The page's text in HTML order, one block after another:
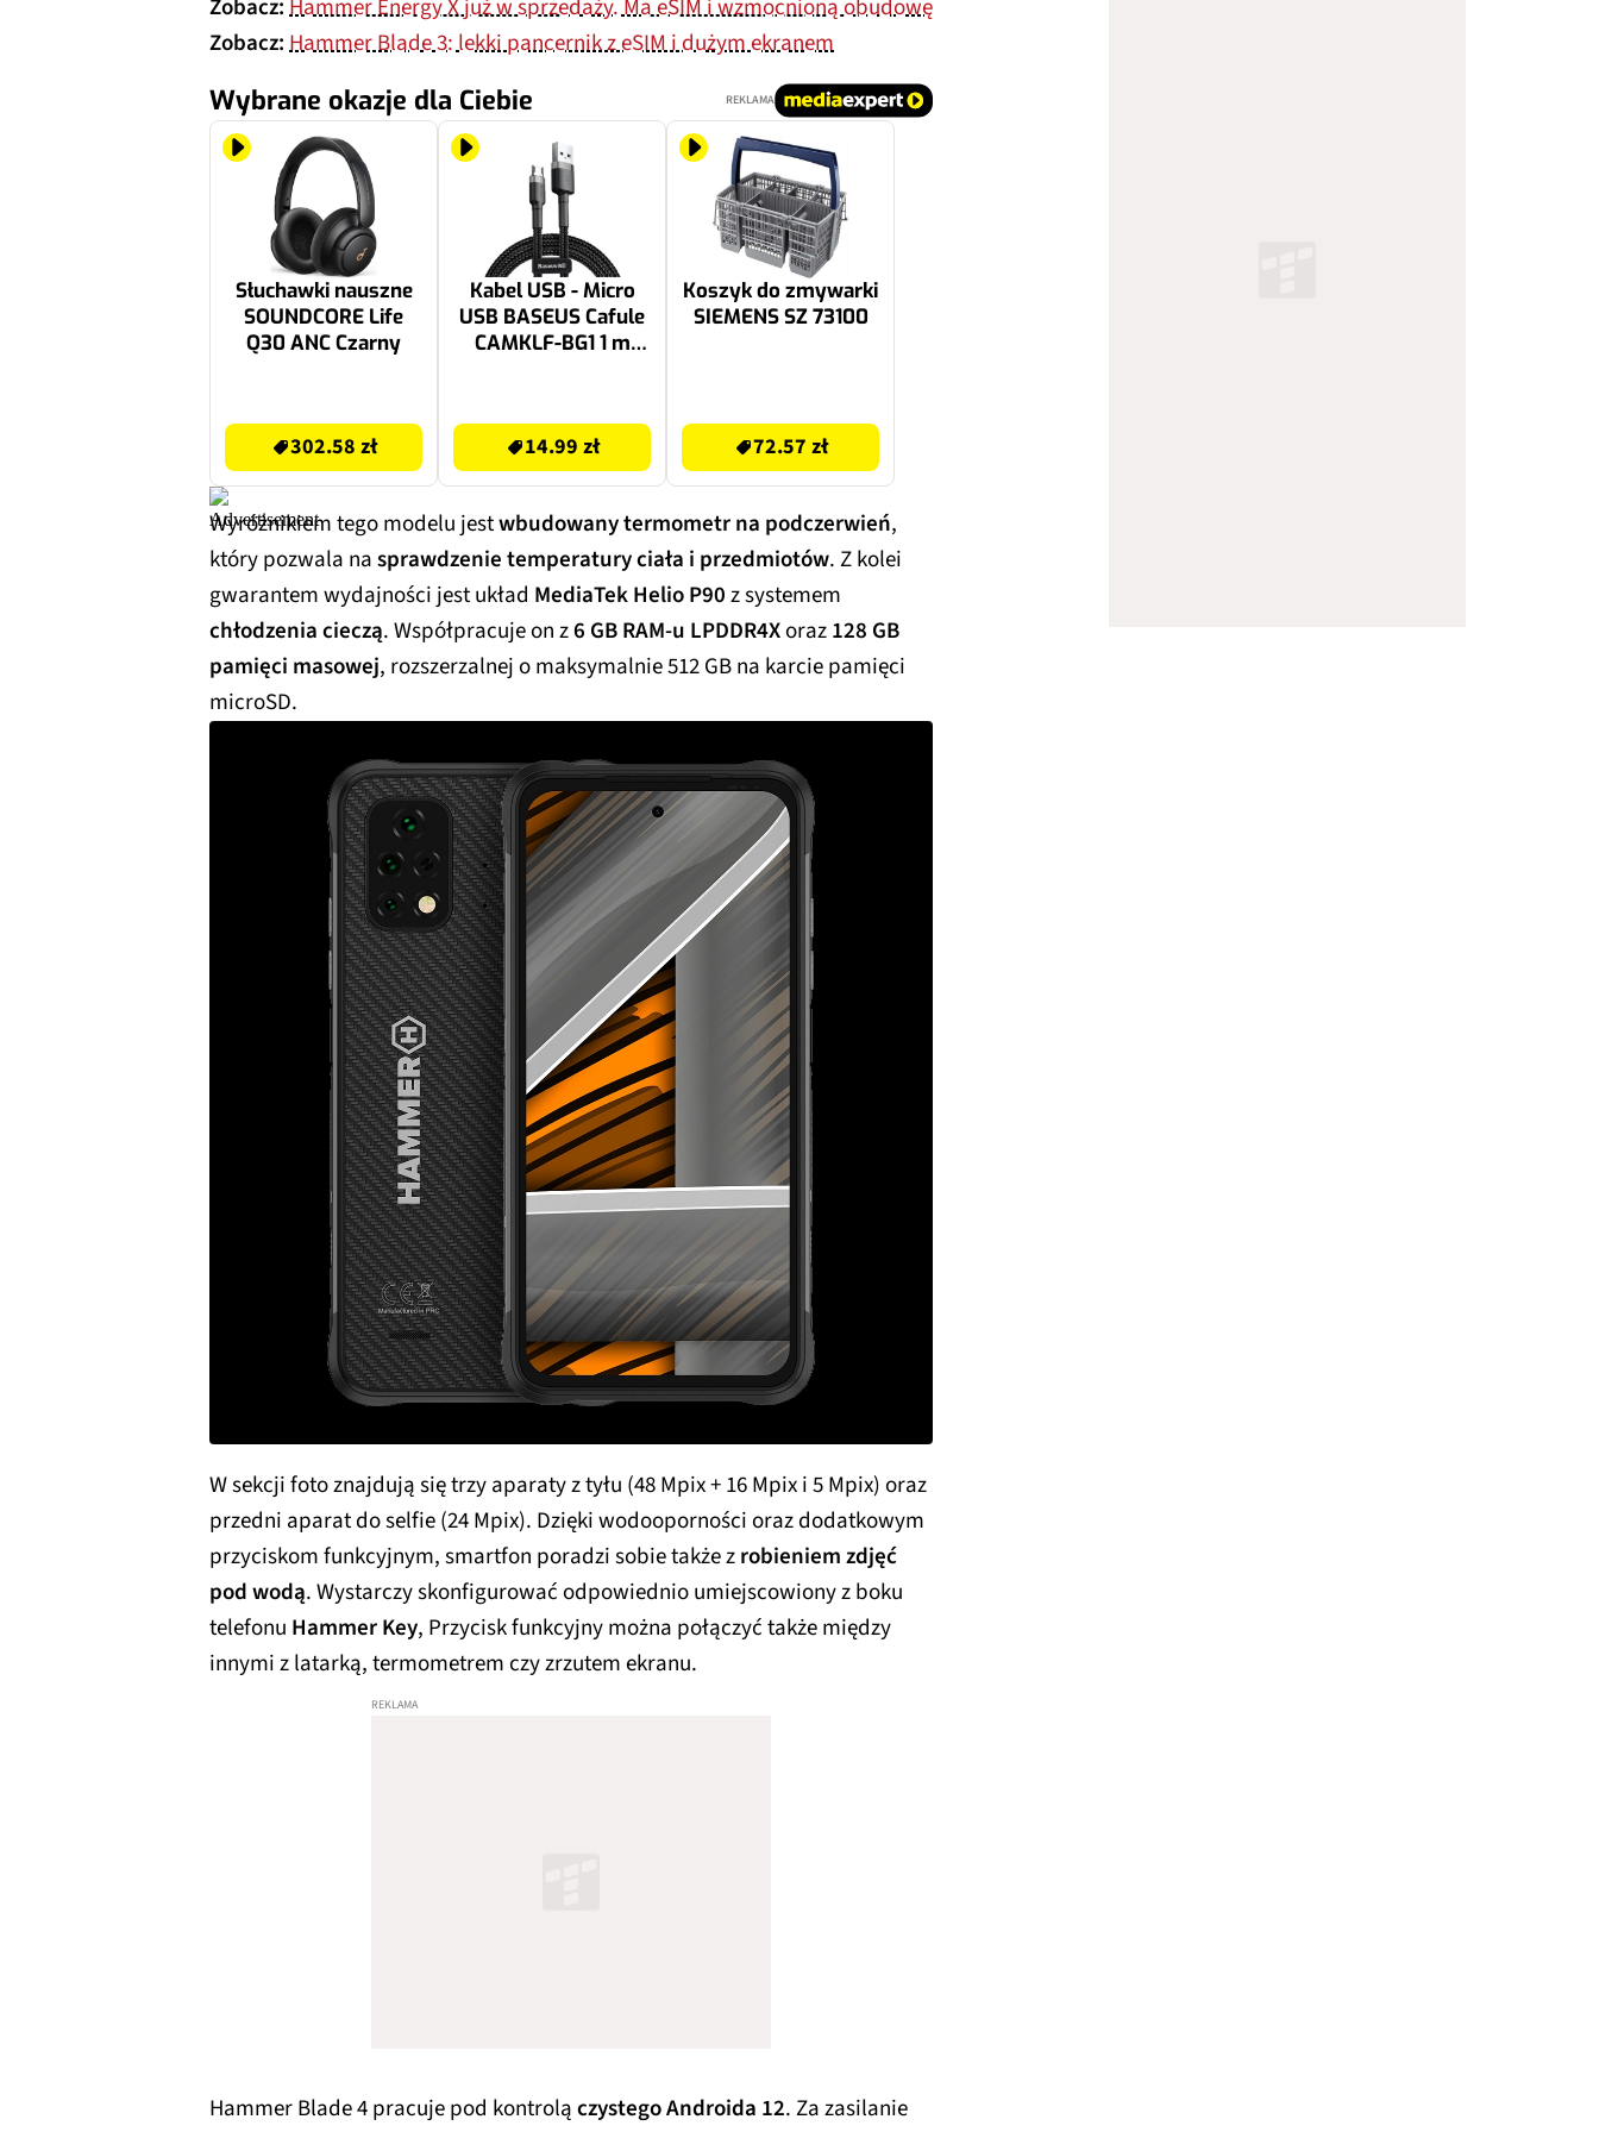
Zobacz:Hammer Energy X już w sprzedaży. Ma eSIM i wzmocnioną obudowę
Zobacz:Hammer Blade 3: lekki pancernik z eSIM i dużym ekranem
Wybrane okazje dla Ciebie REKLAMA
Słuchawki nauszne
SOUNDCORE Life
Q30 ANC Czarny
302.58 zł
Kabel USB - Micro
USB BASEUS Cafule
CAMKLF-BG1 1 m
14.99 zł
Koszyk do zmywarki
SIEMENS SZ 73100
72.57 zł
Wyróżnikiem tego modelu jestwbudowany termometr na podczerwień,
który pozwala nasprawdzenie temperatury ciała i przedmiotów. Z kolei
gwarantem wydajności jest układ MediaTek Helio P90z systemem
chłodzenia cieczą. Współpracuje on z6 GB RAM-u LPDDR4Xoraz128 GB
pamięci masowej, rozszerzalnej o maksymalnie 512 GB na karcie pamięci
microSD.
W sekcji foto znajdują się trzy aparaty z tyłu (48 Mpix + 16 Mpix i 5 Mpix) oraz
przedni aparat do selfie (24 Mpix). Dzięki wodooporności oraz dodatkowym
przyciskom funkcyjnym, smartfon poradzi sobie także zrobieniem zdjęć
pod wodą. Wystarczy skonfigurować odpowiednio umiejscowiony z boku
telefonu Hammer Key, Przycisk funkcyjny można połączyć także między
innymi z latarką, termometrem czy zrzutem ekranu.
Hammer Blade 4 pracuje pod kontrolączystego Androida 12. Za zasilanie